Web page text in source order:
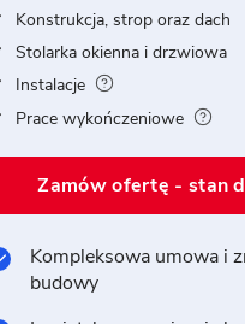
Konstrukcja, strop oraz dach
Stolarka okienna i drzwiowa
Instalacje
Prace wykończeniowe
Zamów ofertę - stan
Kompleksowa umowa i
budowy